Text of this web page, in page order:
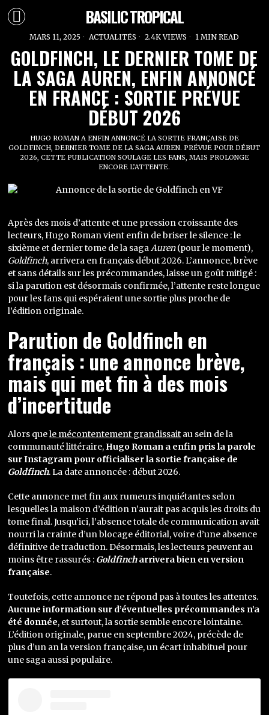
BASILIC TROPICAL
MARS 11, 2025 ACTUALITÉS 2.4K VIEWS 1 MIN READ
GOLDFINCH, LE DERNIER TOME DE
LA SAGA AUREN, ENFIN ANNONCÉ
EN FRANCE : SORTIE PRÉVUE
DÉBUT 2026
HUGO ROMAN A ENFIN ANNONCÉ LA SORTIE FRANÇAISE DE
GOLDFINCH, DERNIER TOME DE LA SAGA AUREN. PRÉVUE POUR DÉBUT
2026, CETTE PUBLICATION SOULAGE LES FANS, MAIS PROLONGE
ENCORE L’ATTENTE.
Après des mois d’attente et une pression croissante des
lecteurs, Hugo Roman vient enfin de briser le silence : le
sixième et dernier tome de la sagaAuren(pour le moment),
Goldfinch, arrivera en français début 2026. L’annonce, brève
et sans détails sur les précommandes, laisse un goût mitigé :
si la parution est désormais confirmée, l’attente reste longue
pour les fans qui espéraient une sortie plus proche de
l’édition originale.
Parution de Goldfinch en
français : une annonce brève,
mais qui met fin à des mois
d’incertitude
Alors quele mécontentement grandissait au sein de la
communauté littéraire, Hugo Roman a enfin pris la parole
sur Instagram pour officialiser la sortie française de
Goldfinch. La date annoncée : début 2026.
Cette annonce met fin aux rumeurs inquiétantes selon
lesquelles la maison d’édition n’aurait pas acquis les droits du
tome final. Jusqu’ici, l’absence totale de communication avait
nourri la crainte d’un blocage éditorial, voire d’une absence
définitive de traduction. Désormais, les lecteurs peuvent au
moins être rassurés : Goldfincharrivera bien en version
française.
Toutefois, cette annonce ne répond pas à toutes les attentes.
Aucune information sur d’éventuelles précommandes n’a
été donnée, et surtout, la sortie semble encore lointaine.
L’édition originale, parue en septembre 2024, précède de
plus d’un an la version française, un écart inhabituel pour
une saga aussi populaire.